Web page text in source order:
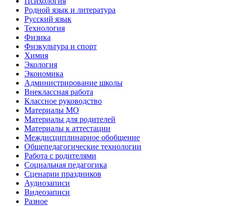
Родной язык и литература
Русский язык
Технология
Физика
Физкультура и спорт
Химия
Экология
Экономика
Администрирование школы
Внеклассная работа
Классное руководство
Материалы МО
Материалы для родителей
Материалы к аттестации
Междисциплинарное обобщение
Общепедагогические технологии
Работа с родителями
Социальная педагогика
Сценарии праздников
Аудиозаписи
Видеозаписи
Разное